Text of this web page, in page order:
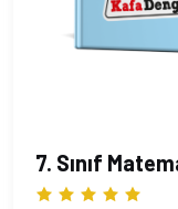
7. Sınıf